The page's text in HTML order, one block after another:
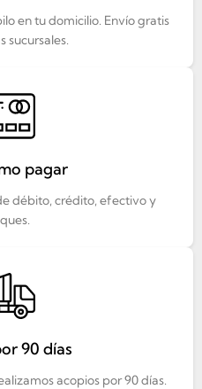
en tu domicilio. Envío gratis
sucursales.
pagar
débito, crédito, efectivo y
90 días
acopios por 90 días.